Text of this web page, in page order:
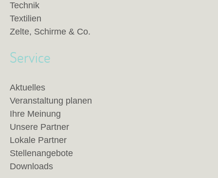
Technik
Textilien
Zelte, Schirme & Co.
Service
Aktuelles
Veranstaltung planen
Ihre Meinung
Unsere Partner
Lokale Partner
Stellenangebote
Downloads